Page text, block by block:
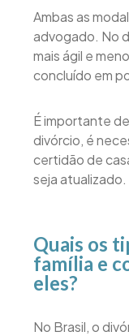
Ambas as
advogado. No
mais ágil e
concluído em
É importante
divórcio, é
certidão de
seja atualizado.
Quais os
família e
eles?
No Brasil, o